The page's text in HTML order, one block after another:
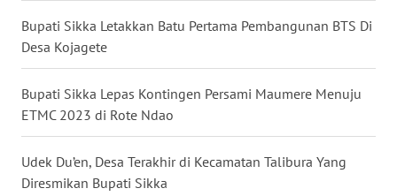
Bupati Sikka Letakkan Batu Pertama Pembangunan BTS Di
Desa Kojagete
Bupati Sikka Lepas Kontingen Persami Maumere Menuju
ETMC 2023 di Rote Ndao
Udek Du’en, Desa Terakhir di Kecamatan Talibura Yang
Diresmikan Bupati Sikka
GORONTALO
WN
SULUT
WN
MALUKU